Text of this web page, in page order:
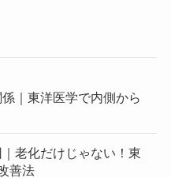
｜東洋医学で内側から
老化だけじゃない！東
善法